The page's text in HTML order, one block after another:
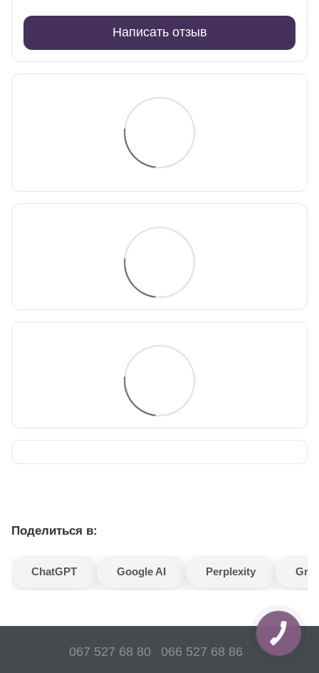
Написать отзыв
Поделиться в:
ChatGPT Google AI Perplexity
067 527 68 80 066 527 68 86